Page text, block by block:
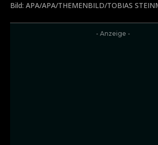
Bild: APA/APA/THEMENBILD/TOBIAS
- Anzeige -